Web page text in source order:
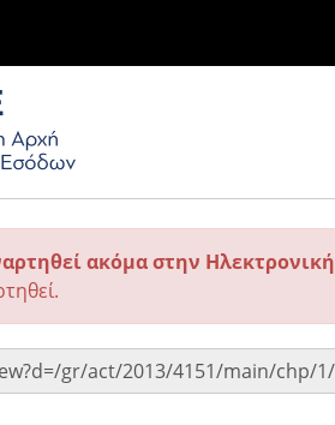
ακόμα στην